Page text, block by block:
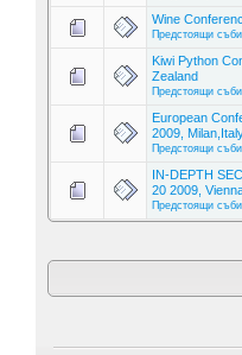
Wine
Предстоящи
Kiwi Python
Zealand
Предстоящи
European
2009,
Предстоящи
IN-DEPTH
20 2009,
Предстоящи